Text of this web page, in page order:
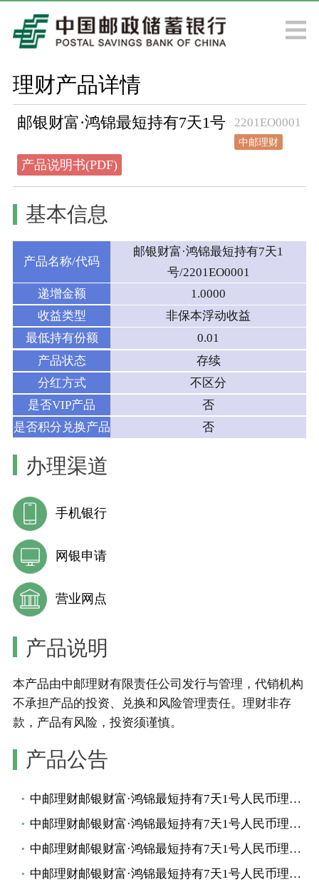
理财产品详情
邮银财富·鸿锦最短持有7天1号 2201EO0001
中邮理财
产品说明书(PDF)
基本信息
产品名称/代码
邮银财富·鸿锦最短持有7天1
号/2201EO0001
递增金额
1.0000
收益类型
非保本浮动收益
最低持有份额
0.01
产品状态
存续
分红方式
不区分
是否VIP产品
否
是否积分兑换产品
否
办理渠道
手机银行
网银申请
营业网点
产品说明
本产品由中邮理财有限责任公司发行与管理，代销机构
不承担产品的投资、兑换和风险管理责任。 理财非存
款，产品有风险，投资须谨慎。
产品公告
中邮理财邮银财富·鸿锦最短持有7天1号人民币理财产品发行公告
中邮理财邮银财富·鸿锦最短持有7天1号人民币理财产品净值公告
中邮理财邮银财富·鸿锦最短持有7天1号人民币理财产品投资管理报告（2026年二季度暨半年度）
中邮理财邮银财富·鸿锦最短持有7天1号人民币理财产品业绩比较基准调整公告-2201EO0001